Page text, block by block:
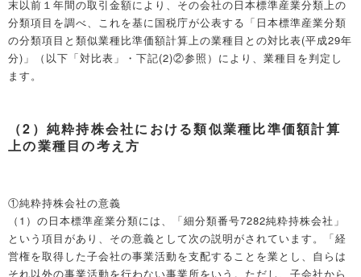
末以前１年間の取引金額により、その会社の日本標準産業分類上の
分類項目を調べ、これを基に国税庁が公表する「日本標準産業分類
の分類項目と類似業種比準価額計算上の業種目との対比表(平成29年
分)」（以下「対比表」・下記(2)②参照）により、業種目を判定し
ます。
（2）純粋持株会社における類似業種比準価額計算
上の業種目の考え方
①純粋持株会社の意義
（1）の日本標準産業分類には、「細分類番号7282純粋持株会社」
という項目があり、その意義として次の説明がされています。「経
営権を取得した子会社の事業活動を支配することを業とし、自らは
それ以外の事業活動を行わない事業所をいう。ただし、子会社から